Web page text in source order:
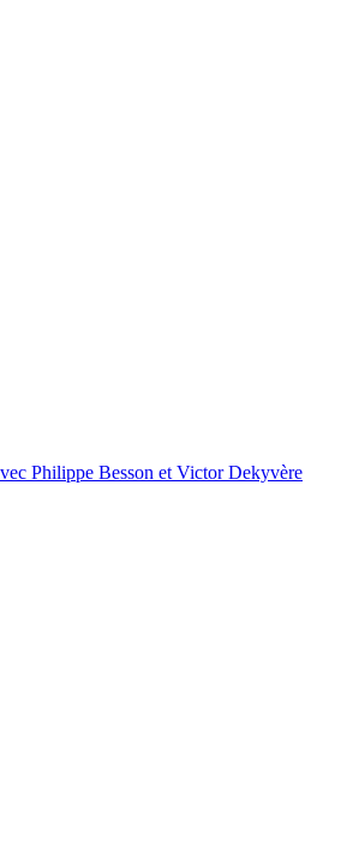
Philippe Besson et Victor Dekyvère